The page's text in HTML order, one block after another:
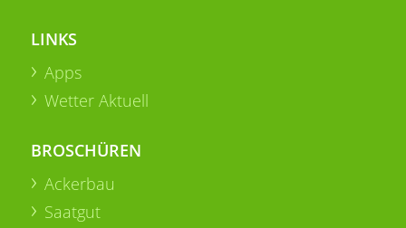
LINKS
Apps
Wetter Aktuell
BROSCHÜREN
Ackerbau
Saatgut